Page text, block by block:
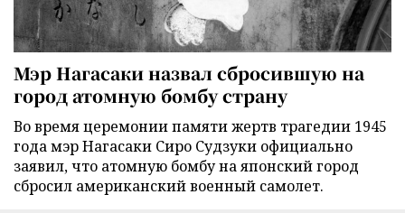
Мэр Нагасаки назвал сбросившую на
город атомную бомбу страну
Во время церемонии памяти жертв трагедии 1945
года мэр Нагасаки Сиро Судзуки официально
заявил, что атомную бомбу на японский город
сбросил американский военный самолет.